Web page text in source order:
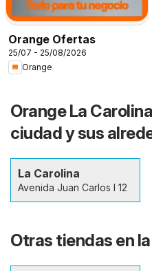
Orange Ofertas
25/07 - 25/08/2026
Orange
Orange La
ciudad y sus
La Carolina
Avenida Juan Carlos I 12
Otras tiendas en